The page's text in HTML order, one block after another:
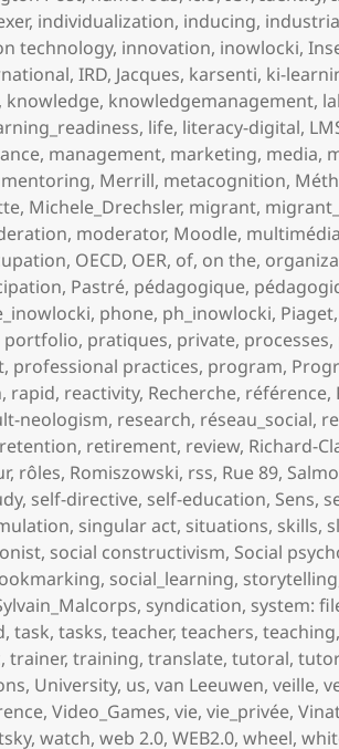
, individualization, inducing,
technology, innovation, inowlocki,
,IRD, Jacques, karsenti, ki-
, knowledge, knowledgemanagement,
, life, literacy-digital,
, management, marketing, media,
mentoring, Merrill, metacognition,
, Michele_Drechsler, migrant,
, moderator, Moodle, multimédia
, OECD, OER, of, on the,
, Pastré, pédagogique,
, phone, ph_inowlocki, Piaget,
portfolio, pratiques, private, processes,
, professional practices, program,
, rapid, reactivity, Recherche, référence,
neologism, research, réseau_social,
retention, retirement, review, Richard-
, rôles, Romiszowski, rss, Rue 89,
, self-directive, self-education, Sens,
, singular act, situations, skills,
, social constructivism, Social
, social_learning, storytelling
, syndication, system:
,task,tasks,teacher,teachers,teaching
,trainer,training,translate,tutoral,
, University, us,van Leeuwen,veille,
,Video_Games,vie,vie_privée,
,watch,web 2.0,WEB2.0,wheel,